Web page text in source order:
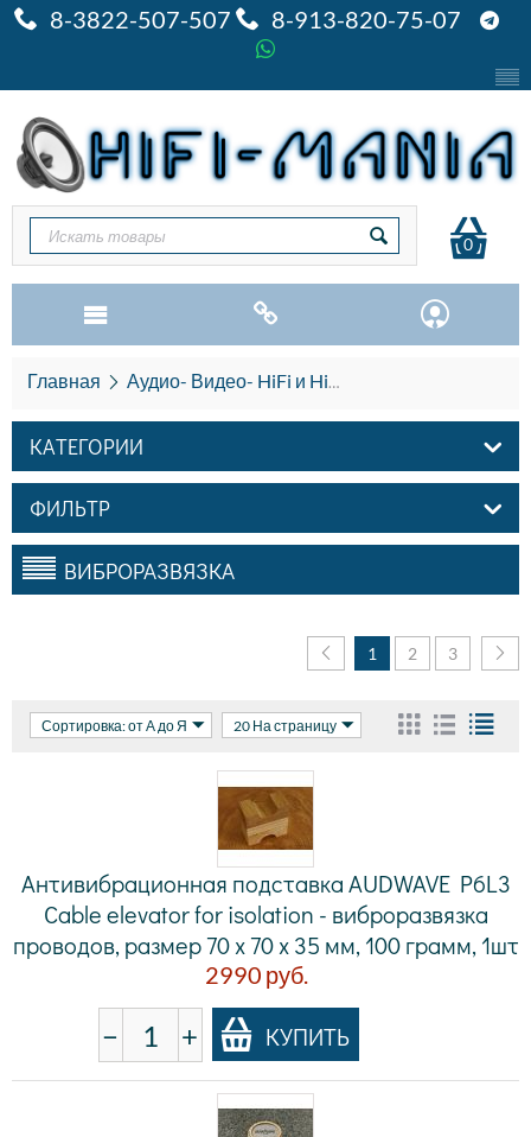
8-3822-507-507 8-913-820-75-07
0
Главная Аудио- Видео- HiFi и HiEND
КАТЕГОРИИ
ФИЛЬТР
ВИБРОРАЗВЯЗКА
1 2 3
Сортировка: от А до Я 20 На страницу
Антивибрационная подставка AUDWAVE P6L3
Cable elevator for isolation - виброразвязка
проводов, размер 70 x 70 x 35 мм, 100 грамм, 1шт
2990 руб.
− + КУПИТЬ